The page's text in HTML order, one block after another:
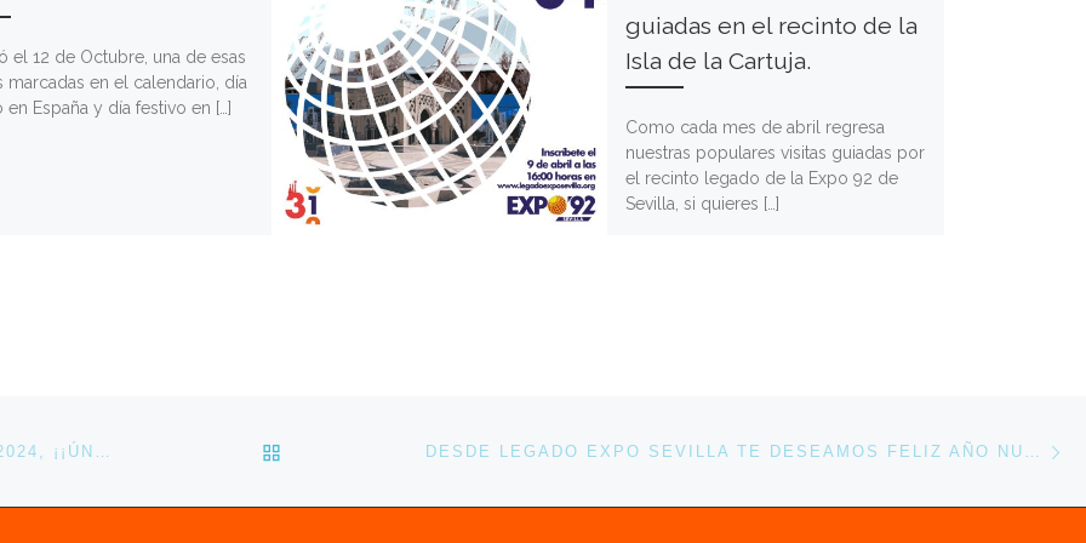
el 12 de Octubre, una de esas
marcadas en el calendario, día
en España y día festivo en […]
guiadas en el recinto de la
Isla de la Cartuja.
Como cada mes de abril regresa
nuestras populares visitas guiadas por
el recinto legado de la Expo 92 de
Sevilla, si quieres […]
TE ESPERAMOS ESTE VIERNES 20 DE DICIEMBRE 2024, ¡¡ÚNETE A NUESTRA ACCIÓN PROTESTA!! VOLVER A LA LISTA DE ENTRADAS DESDE LEGADO EXPO SEVILLA TE DESEAMOS FELIZ AÑO NUEVO.